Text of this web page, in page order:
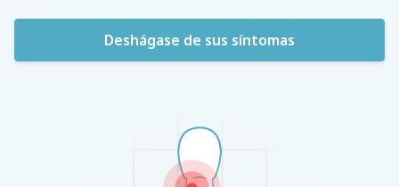
Deshágase de sus síntomas